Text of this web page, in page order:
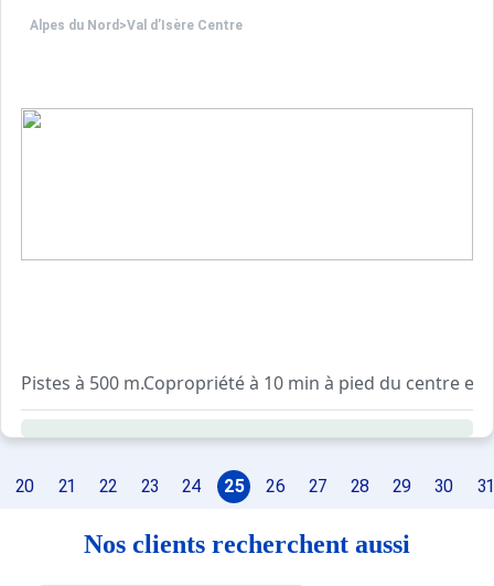
Alpes du Nord >Val d’Isère Centre
Pistes à 500 m.Copropriété à 10 min à pied du centre
Résidence avec ascenseur.
Casiers à ski et local poubelle au rez-de-chaussée du
20 21 22 23 24 25 26 27 28 29 30 31
Nos clients recherchent aussi